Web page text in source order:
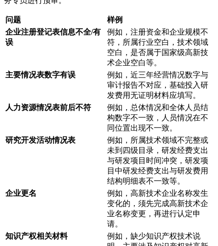
问题
样例
企业注册登记表信息不全/有
误
例如，注册资金和企业规模不
符，所属行业空白，技术领域
空白，是否属于国家级高新技
术企业空白等。
主要情况表数字有误
例如，近三年经营情况数字与
审计报告不对应，基础投入研
发费用无证明材料应填写。
人力资源情况表前后不符
例如，总体情况和全体人员结
构数字不一致，人员情况在不
同位置出现不一致。
研究开发活动情况表
例如，所属技术领域不完整或
未到四级目录，研发经费支出
与研发项目时间冲突，研发项
目中研发经费支出与研发费用
结构明细表不一致等。
企业更名
例如，高新技术企业名称发生
变化的，须先完成高新技术企
业名称变更，再进行认定申
请。
知识产权相关材料
例如，缺少知识产权技术说